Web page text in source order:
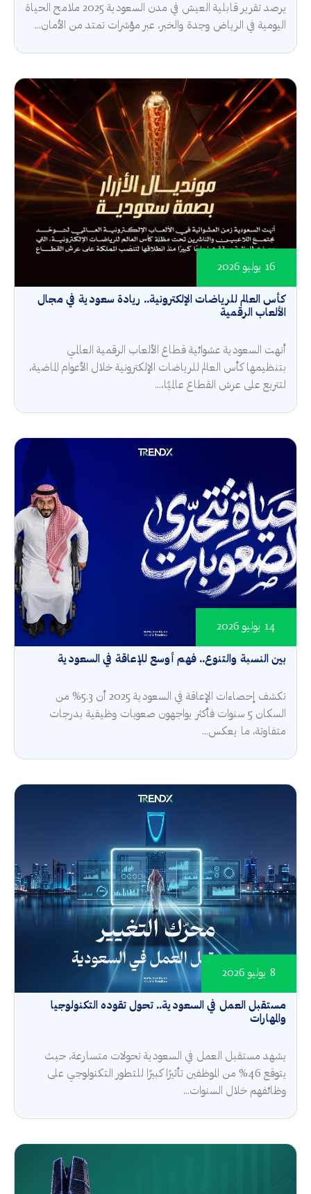
يرصد تقرير قابلية العيش في مدن السعودية 2025 ملامح الحياة
اليومية في الرياض وجدة والخبر، عبر مؤشرات تمتد من الأمان...
كأس العالم للرياضات الإلكترونية.. ريادة سعودية في مجال
الألعاب الرقمية
16 يوليو 2026
أنهت السعودية عشوائية قطاع الألعاب الرقمية العالمي
بتنظيمها كأس العالم للرياضات الإلكترونية خلال الأعوام الماضية،
لتتربع على عرش القطاع عالميًا،...
بين النسبة والتنوع.. فهم أوسع للإعاقة في السعودية
14 يوليو 2026
تكشف إحصاءات الإعاقة في السعودية 2025 أن 5.3% من
السكان 5 سنوات فأكثر يواجهون صعوبات وظيفية بدرجات
متفاوتة، ما يعكس...
مستقبل العمل في السعودية.. تحول تقوده التكنولوجيا
والمهارات
8 يوليو 2026
يشهد مستقبل العمل في السعودية تحولات متسارعة، حيث
يتوقع 46% من الموظفين تأثيرًا كبيرًا للتطور التكنولوجي على
وظائفهم خلال السنوات...